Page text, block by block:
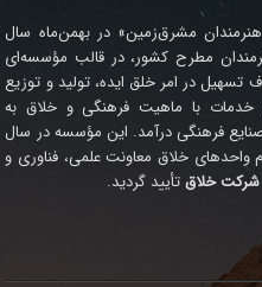
مشرق‌زمین» در بهمن‌ماه سال
مطرح کشور، در قالب مؤسسه‌ای
تأسیس و از مرداد سال ۱۴۰۱ باهدف تسهیل در امر خلق ایده، تولید و توزیع
خدمات با ماهیت فرهنگی و خلاق به
فرهنگی درآمد. این مؤسسه در سال
واحدهای خلاق معاونت علمی، فناوری و
شرکت خلاقتأیید گردید.